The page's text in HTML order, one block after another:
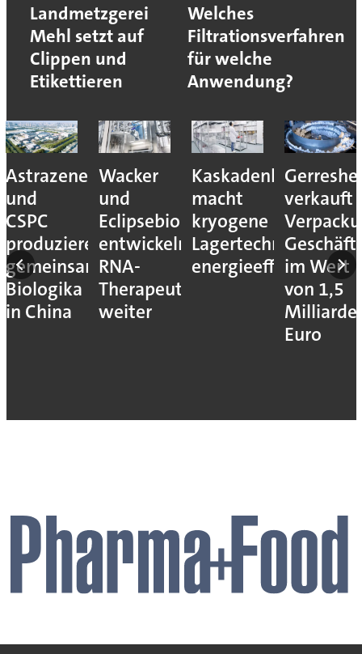
Landmetzgerei
Mehl setzt auf
Clippen und
Etikettieren
Welches
Filtrationsverfahren
für welche
Anwendung?
Astrazeneca
und
CSPC
produzieren
gemeinsam
Biologika
in China
Wacker
und
Eclipsebio
entwickeln
RNA-
Therapeutika
weiter
Kaskadenkonzept
macht
kryogene
Lagertechnik
energieeffizienter
verkauft
im Wert
von 1,5
Euro